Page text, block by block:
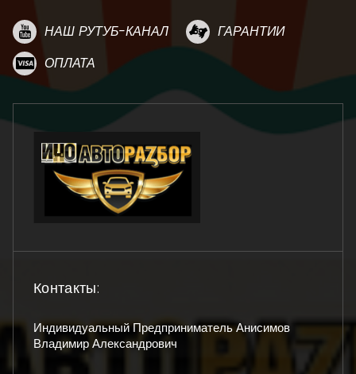
НАШ РУТУБ-КАНАЛ
ГАРАНТИИ
ОПЛАТА
Контакты:
Индивидуальный Предприниматель Анисимов
Владимир Александрович